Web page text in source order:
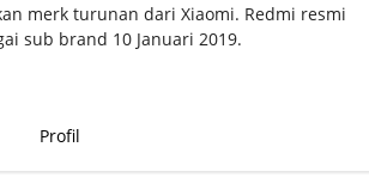
merk turunan dari Xiaomi. Redmi resmi
sub brand 10 Januari 2019.
Profil